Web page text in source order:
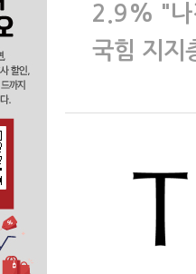
2.9% "나
국힘 지